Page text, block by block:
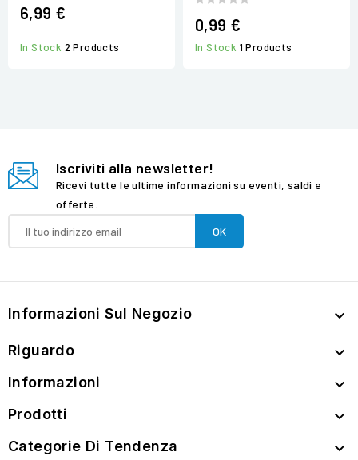
6,99 €
In Stock 2 Products
0,99 €
In Stock 1 Products
Iscriviti alla newsletter!
Ricevi tutte le ultime informazioni su eventi, saldi e
offerte.
Informazioni Sul Negozio 
Riguardo 
Informazioni 
Prodotti 
Categorie Di Tendenza 